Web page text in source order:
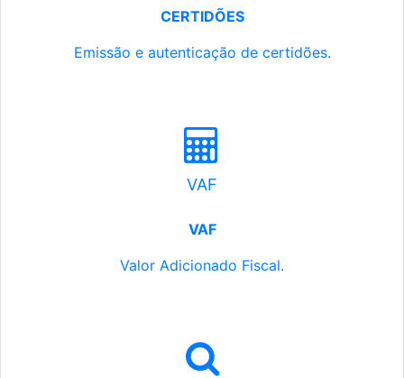
CERTIDÕES
Emissão e autenticação de certidões.
VAF
VAF
Valor Adicionado Fiscal.